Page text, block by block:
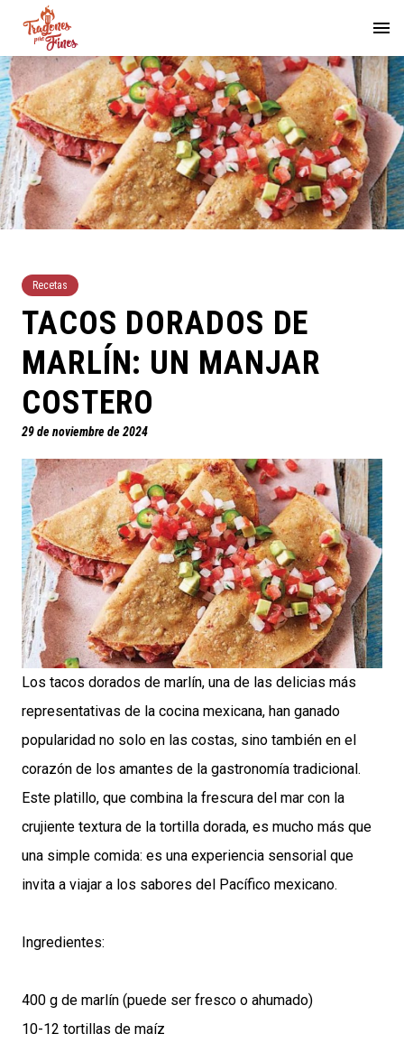
Recetas
TACOS DORADOS DE
MARLÍN: UN MANJAR
COSTERO
29 de noviembre de 2024
Los tacos dorados de marlín, una de las delicias más
representativas de la cocina mexicana, han ganado
popularidad no solo en las costas, sino también en el
corazón de los amantes de la gastronomía tradicional.
Este platillo, que combina la frescura del mar con la
crujiente textura de la tortilla dorada, es mucho más que
una simple comida: es una experiencia sensorial que
invita a viajar a los sabores del Pacífico mexicano.
Ingredientes:
400 g de marlín (puede ser fresco o ahumado)
10-12 tortillas de maíz